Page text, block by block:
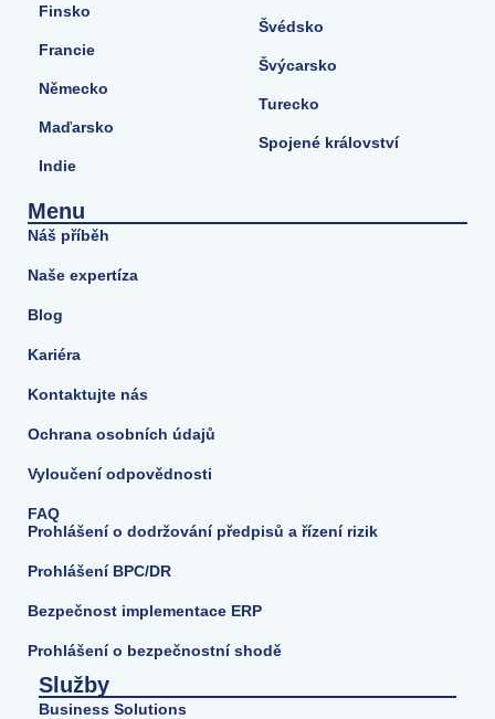
Finsko
Francie
Německo
Maďarsko
Indie
Švédsko
Švýcarsko
Turecko
Spojené království
Menu
Náš příběh
Naše expertíza
Blog
Kariéra
Kontaktujte nás
Ochrana osobních údajů
Vyloučení odpovědnosti
FAQ
Prohlášení o dodržování předpisů a řízení rizik
Prohlášení BPC/DR
Bezpečnost implementace ERP
Prohlášení o bezpečnostní shodě
Služby
Business Solutions